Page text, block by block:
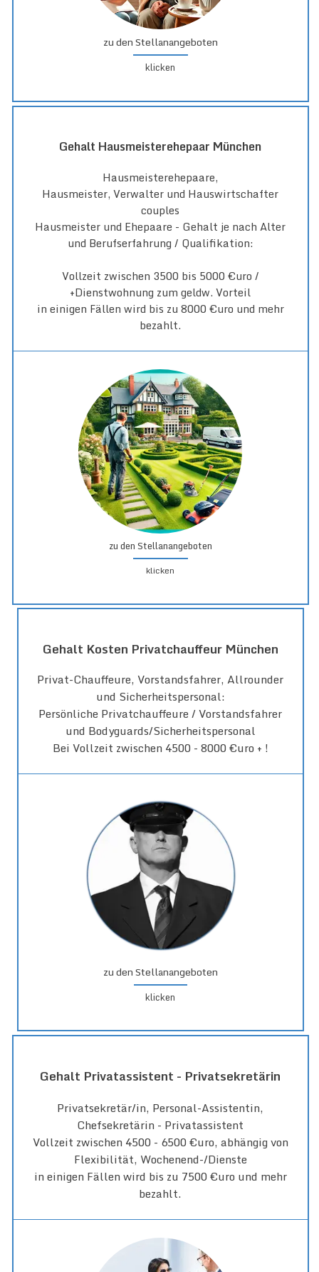
zu den Stellanangeboten
klicken
zu den Stellanangeboten
klicken
Gehalt Hausmeisterehepaar München
Hausmeisterehepaare,
Hausmeister, Verwalter und Hauswirtschafter
couples
Hausmeister und Ehepaare - Gehalt je nach Alter
und Berufserfahrung / Qualifikation:
Vollzeit zwischen 3500 bis 5000 €uro /
+Dienstwohnung zum geldw. Vorteil
in einigen Fällen wird bis zu 8000 €uro und mehr
bezahlt.
zu den Stellanangeboten
klicken
Gehalt Kosten Privatchauffeur München
Privat-Chauffeure, Vorstandsfahrer, Allrounder
und Sicherheitspersonal:
Persönliche Privatchauffeure / Vorstandsfahrer
und Bodyguards/Sicherheitspersonal
Bei Vollzeit zwischen 4500 - 8000 €uro + !
Gehalt Privatassistent - Privatsekretärin
Privatsekretär/in, Personal-Assistentin,
Chefsekretärin - Privatassistent
Vollzeit zwischen 4500 - 6500 €uro, abhängig von
Flexibilität, Wochenend-/Dienste
in einigen Fällen wird bis zu 7500 €uro und mehr
bezahlt.